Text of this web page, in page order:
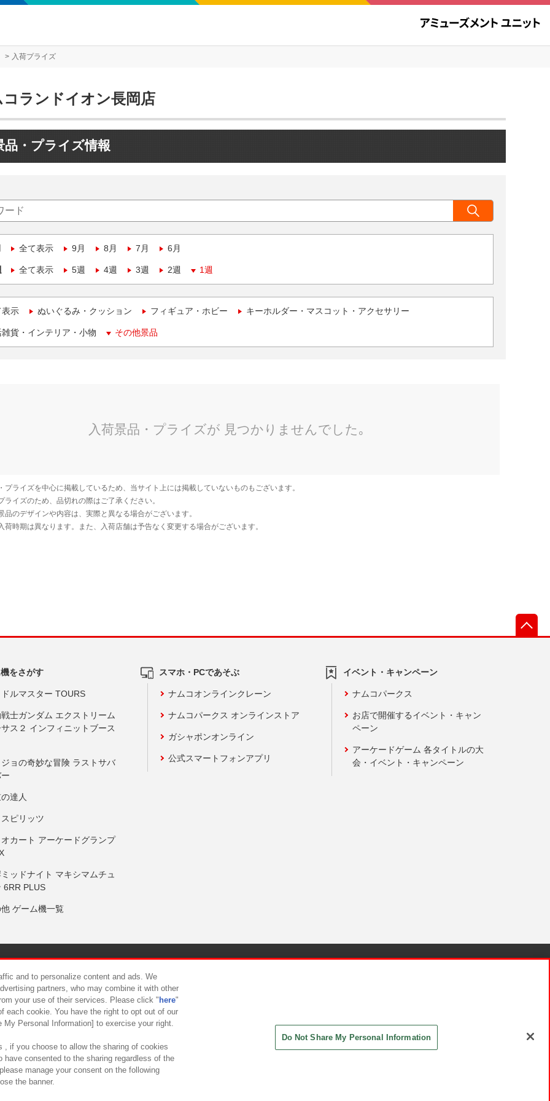
入荷プライズ
ランドイオン長岡店
品・プライズ情報
全て表示 9月 8月 7月 6月
全て表示 5週 4週 3週 2週 1週
表示 ぬいぐるみ・クッション フィギュア・ホビー キーホルダー・マスコット・アクセサリー
貨・インテリア・小物 その他景品
をさがす
ルマスター TOURS
士ガンダム エクストリーム
ス２ インフィニットブース
ョの奇妙な冒険 ラストサバ
達人
ピリッツ
カート アーケードグランプ
ッドナイト マキシマムチュ
6RR PLUS
ゲーム機一覧
スマホ・PCであそぶ
ナムコオンラインクレーン
ナムコパークス オンラインストア
ガシャポンオンライン
公式スマートフォンアプリ
イベント・キャンペーン
ナムコパークス
お店で開催するイベント・キャン
ペーン
アーケードゲーム 各タイトルの大
会・イベント・キャンペーン
について カスタマーハラスメント対応方針
and to personalize content and ads. We
partners, who may combine it with other
your use of their services. Please click " here"
each cookie. You have the right to opt out of our
Personal Information] to exercise your right.
, if you choose to allow the sharing of cookies
have consented to the sharing regardless of the
manage your consent on the following
the banner.
Do Not Share My Personal Information